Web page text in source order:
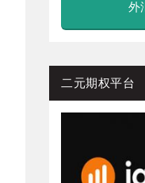
外
二元期权平台